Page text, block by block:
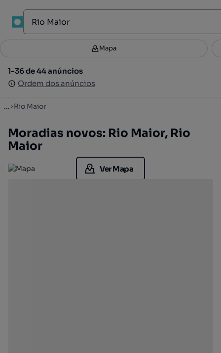
Filtros 3
1-36 de 44 anúncios
Ordem dos anúncios
Mapa
1-36 de 44 anúncios
Ordem dos anúncios
... Rio Maior
Moradias novos: Rio Maior, Rio
Maior
Ver Mapa